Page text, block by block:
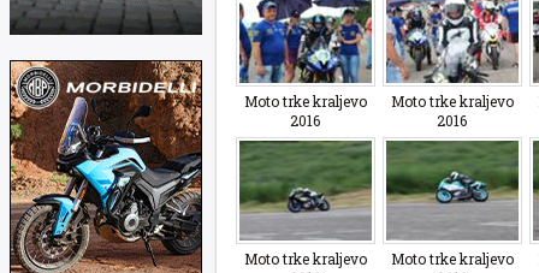
Moto trke kraljevo
2016
Moto trke kraljevo
2016
Moto trke kraljevo
Moto trke kraljevo